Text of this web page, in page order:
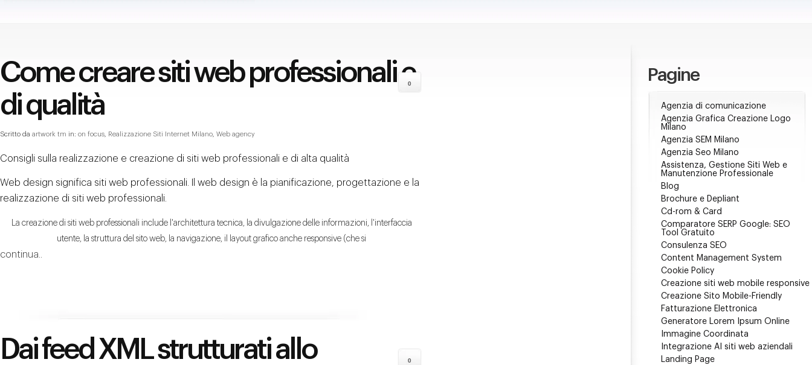
Come creare siti web professionali e
di qualità
Scritto da artwork tm in: on focus Realizzazione Siti Internet Milano Web agency
Consigli sulla realizzazione e creazione di siti web professionali e di alta qualità
Web design significa siti web professionali. Il web design è la pianificazione, progettazione e la
realizzazione di siti web professionali.
La creazione di siti web professionali include l'architettura tecnica, la divulgazione delle informazioni, l'interfaccia
utente, la struttura del sito web, la navigazione, il layout grafico anche responsive (che si
continua..
0
Dai feed XML strutturati allo
0
Pagine
Agenzia di comunicazione
Agenzia Grafica Creazione Logo
Milano
Agenzia SEM Milano
Agenzia Seo Milano
Assistenza, Gestione Siti Web e
Manutenzione Professionale
Blog
Brochure e Depliant
Cd-rom & Card
Comparatore SERP Google: SEO
Tool Gratuito
Consulenza SEO
Content Management System
Cookie Policy
Creazione siti web mobile responsive
Creazione Sito Mobile-Friendly
Fatturazione Elettronica
Generatore Lorem Ipsum Online
Immagine Coordinata
Integrazione AI siti web aziendali
Landing Page